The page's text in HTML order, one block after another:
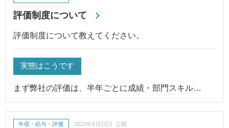
評価制度について
評価制度について教えてください。
実態はこうです
まず弊社の評価は、半年ごとに成績・部門スキル…
年収・給与・評価 2023年8月22日 公開